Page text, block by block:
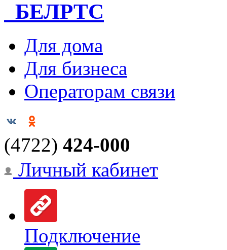
БЕЛРТС
Для дома
Для бизнеса
Операторам связи
(4722) 424-000
Личный кабинет
Подключение